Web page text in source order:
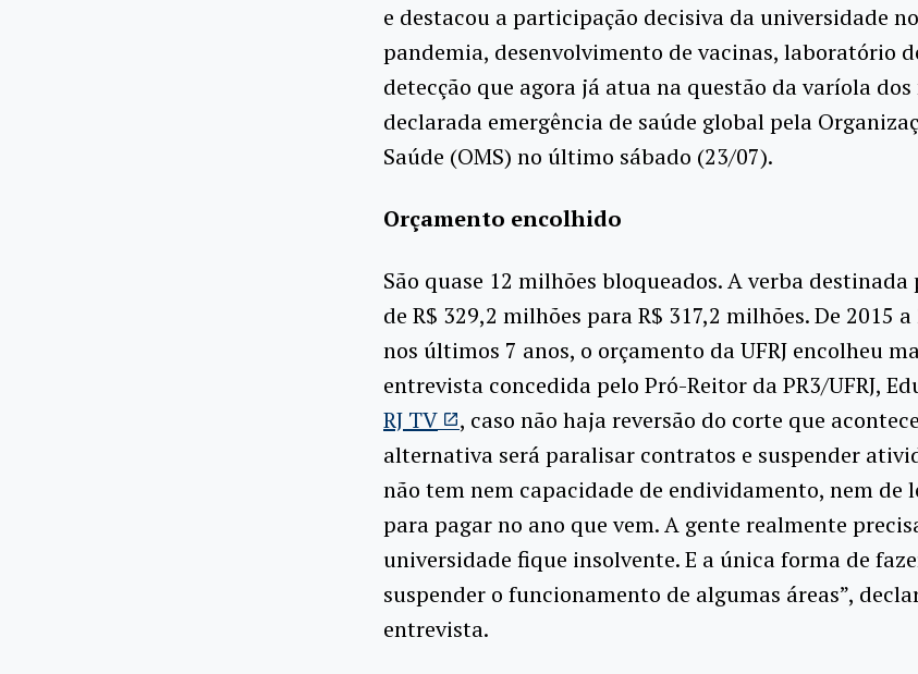
e destacou a participação decisiva da universidade
pandemia, desenvolvimento de vacinas, laboratório
detecção que agora já atua na questão da varíola dos
declarada emergência de saúde global pela
Saúde (OMS) no último sábado (23/07).
Orçamento encolhido
São quase 12 milhões bloqueados. A verba
de R$ 329,2 milhões para R$ 317,2 milhões. De 2015
nos últimos 7 anos, o orçamento da UFRJ encolheu
entrevista concedida pelo Pró-Reitor da PR3/UFRJ,
RJ TV
, caso não haja reversão do corte que
alternativa será paralisar contratos e suspender
não tem nem capacidade de endividamento, nem de
para pagar no ano que vem. A gente realmente
universidade fique insolvente. E a única forma de
suspender o funcionamento de algumas áreas”,
entrevista.